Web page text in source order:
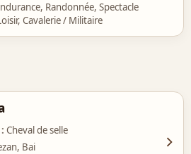
Randonnée, Spectacle
Cavalerie / Militaire
Cheval de selle
Bai